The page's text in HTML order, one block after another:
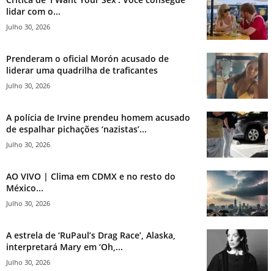
lidar com o...
Julho 30, 2026
Prenderam o oficial Morón acusado de
liderar uma quadrilha de traficantes
Julho 30, 2026
A polícia de Irvine prendeu homem acusado
de espalhar pichações ‘nazistas’...
Julho 30, 2026
AO VIVO | Clima em CDMX e no resto do
México...
Julho 30, 2026
A estrela de ‘RuPaul’s Drag Race’, Alaska,
interpretará Mary em ‘Oh,...
Julho 30, 2026